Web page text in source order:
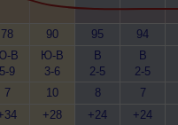
78
В
5-9
7
90
Ю-В
3-6
10
+28
95
В
2-5
8
+24
94
В
2-5
7
+24